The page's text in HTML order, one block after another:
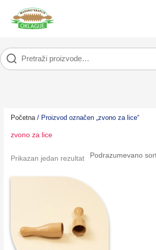
sadržaj
Početna / Proizvod označen „zvono za lice“
zvono za lice
Prikazan jedan rezultat